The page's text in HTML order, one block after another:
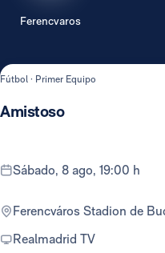
Ferencvaros
Fútbol · Primer Equipo
Amistoso
sábado, 8 ago, 19:00 h
Ferencváros Stadion de
Realmadrid TV